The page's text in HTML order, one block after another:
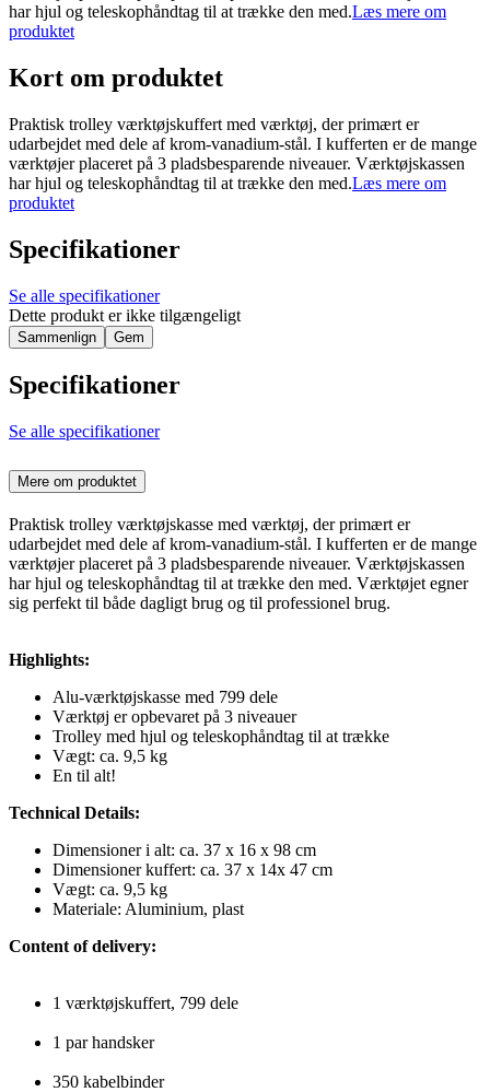
har hjul og teleskophåndtag til at trække den med.Læs mere om
produktet
Kort om produktet
Praktisk trolley værktøjskuffert med værktøj, der primært er
udarbejdet med dele af krom-vanadium-stål. I kufferten er de mange
værktøjer placeret på 3 pladsbesparende niveauer. Værktøjskassen
har hjul og teleskophåndtag til at trække den med.Læs mere om
produktet
Specifikationer
Se alle specifikationer
Dette produkt er ikke tilgængeligt
Sammenlign Gem
Specifikationer
Se alle specifikationer
Mere om produktet
Praktisk trolley værktøjskasse med værktøj, der primært er
udarbejdet med dele af krom-vanadium-stål. I kufferten er de mange
værktøjer placeret på 3 pladsbesparende niveauer. Værktøjskassen
har hjul og teleskophåndtag til at trække den med. Værktøjet egner
sig perfekt til både dagligt brug og til professionel brug.
Highlights:
Alu-værktøjskasse med 799 dele
Værktøj er opbevaret på 3 niveauer
Trolley med hjul og teleskophåndtag til at trække
Vægt: ca. 9,5 kg
En til alt!
Technical Details:
Dimensioner i alt: ca. 37 x 16 x 98 cm
Dimensioner kuffert: ca. 37 x 14x 47 cm
Vægt: ca. 9,5 kg
Materiale: Aluminium, plast
Content of delivery:
1 værktøjskuffert, 799 dele
1 par handsker
350 kabelbinder